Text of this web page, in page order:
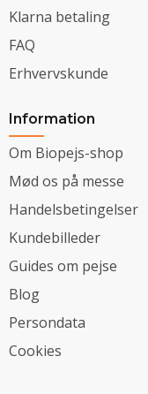
Klarna betaling
FAQ
Erhvervskunde
Information
Om Biopejs-shop
Mød os på messe
Handelsbetingelser
Kundebilleder
Guides om pejse
Blog
Persondata
Cookies